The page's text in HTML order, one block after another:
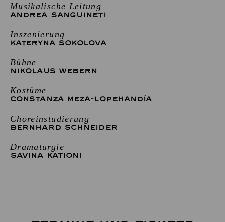
Musikalische Leitung
ANDREA SANGUINETI
Inszenierung
KATERYNA SOKOLOVA
Bühne
NIKOLAUS WEBERN
Kostüme
CONSTANZA MEZA-LOPEHANDÍA
Choreinstudierung
BERNHARD SCHNEIDER
Dramaturgie
SAVINA KATIONI